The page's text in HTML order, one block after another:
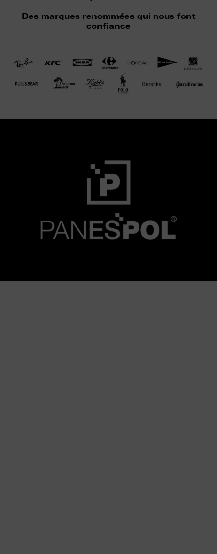
Des marques renommées qui nous font
confiance